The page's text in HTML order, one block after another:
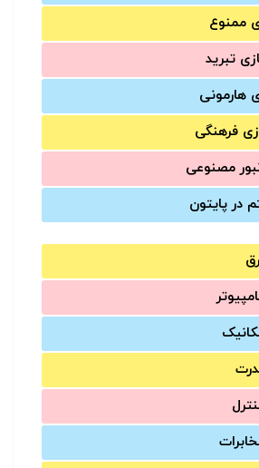
ممنوع
تبرید
هارمونی
فرهنگی
مصنوعی
در پایتون